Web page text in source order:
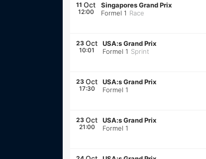
11 Oct
12:00
Singapores Grand Prix
Formel 1 Race
23 Oct
10:01
USA:s Grand Prix
Formel 1 Sprint
23 Oct
17:30
USA:s Grand Prix
Formel 1
23 Oct
21:00
USA:s Grand Prix
Formel 1